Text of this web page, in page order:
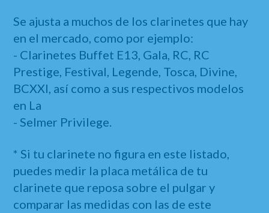
Se ajusta a muchos de los clarinetes que hay
en el mercado, como por ejemplo:
- Clarinetes Buffet E13, Gala, RC, RC
Prestige, Festival, Legende, Tosca, Divine,
BCXXI, así como a sus respectivos modelos
en La
- Selmer Privilege.
* Si tu clarinete no figura en este listado,
puedes medir la placa metálica de tu
clarinete que reposa sobre el pulgar y
comparar las medidas con las de este